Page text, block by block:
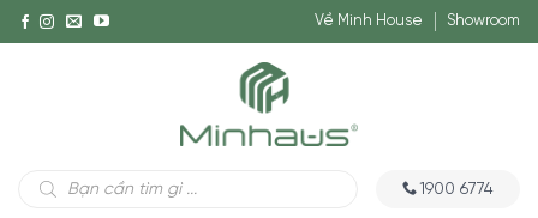
Về Minh House Showroom
Tìm
kiếm
1900 6774